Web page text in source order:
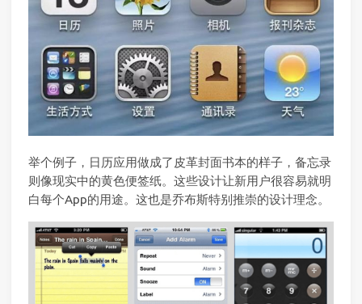
举个例子，日历应用做成了皮革封面书本的样子，备忘录
则像现实中的黄色便签纸。这些设计让新用户很容易就明
白每个App的用途。这也是乔布斯特别推崇的设计理念。